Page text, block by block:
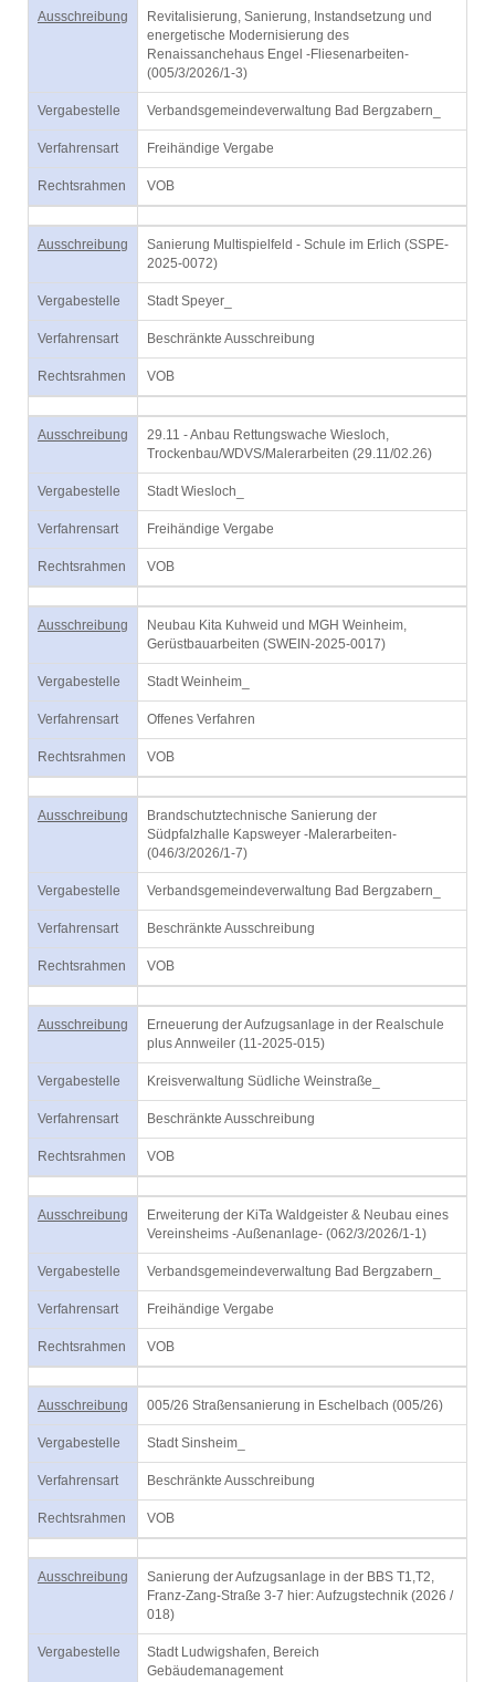
Ausschreibung
Revitalisierung, Sanierung, Instandsetzung und
energetische Modernisierung des
Renaissanchehaus Engel -Fliesenarbeiten-
(005/3/2026/1-3)
Vergabestelle Verbandsgemeindeverwaltung Bad Bergzabern_
Verfahrensart Freihändige Vergabe
Rechtsrahmen VOB
Ausschreibung
Sanierung Multispielfeld - Schule im Erlich (SSPE-
2025-0072)
Vergabestelle Stadt Speyer_
Verfahrensart Beschränkte Ausschreibung
Rechtsrahmen VOB
Ausschreibung
29.11 - Anbau Rettungswache Wiesloch,
Trockenbau/WDVS/Malerarbeiten (29.11/02.26)
Vergabestelle Stadt Wiesloch_
Verfahrensart Freihändige Vergabe
Rechtsrahmen VOB
Ausschreibung
Neubau Kita Kuhweid und MGH Weinheim,
Gerüstbauarbeiten (SWEIN-2025-0017)
Vergabestelle Stadt Weinheim_
Verfahrensart Offenes Verfahren
Rechtsrahmen VOB
Ausschreibung
Brandschutztechnische Sanierung der
Südpfalzhalle Kapsweyer -Malerarbeiten-
(046/3/2026/1-7)
Vergabestelle Verbandsgemeindeverwaltung Bad Bergzabern_
Verfahrensart Beschränkte Ausschreibung
Rechtsrahmen VOB
Ausschreibung
Erneuerung der Aufzugsanlage in der Realschule
plus Annweiler (11-2025-015)
Vergabestelle Kreisverwaltung Südliche Weinstraße_
Verfahrensart Beschränkte Ausschreibung
Rechtsrahmen VOB
Ausschreibung
Erweiterung der KiTa Waldgeister & Neubau eines
Vereinsheims -Außenanlage- (062/3/2026/1-1)
Vergabestelle Verbandsgemeindeverwaltung Bad Bergzabern_
Verfahrensart Freihändige Vergabe
Rechtsrahmen VOB
Ausschreibung 005/26 Straßensanierung in Eschelbach (005/26)
Vergabestelle Stadt Sinsheim_
Verfahrensart Beschränkte Ausschreibung
Rechtsrahmen VOB
Ausschreibung
Sanierung der Aufzugsanlage in der BBS T1,T2,
Franz-Zang-Straße 3-7 hier: Aufzugstechnik (2026 /
018)
Vergabestelle
Stadt Ludwigshafen, Bereich
Gebäudemanagement